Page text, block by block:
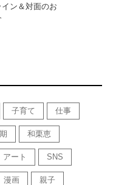
ン＆対面のお
子育て 仕事
和栗恵
アート SNS
漫画 親子